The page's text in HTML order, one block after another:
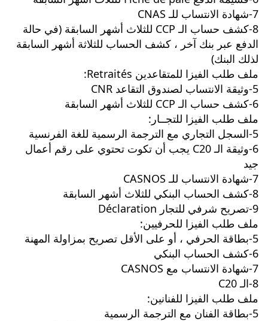
7-شهادة الانتساب للـ CNAS
لذلك البنك)
ملف طلب الفيزا للمتقاعدين Retraités:
5-وثيقة الانتساب لصندوق التقاعد CNR
6-كشف حساب الـ CCP للثلاث أشهر السابقة
ملف طلب الفيزا للتجــار:
5-السجل التجاري مع الترجمة الرسمية للغة الفرنسية
جيد
7-شهادة الانتساب للـ CASNOS
8-كشف الحساب البنكي للثلاث أشهر السابقة
9-تصريح شرفي للتجار Déclaration
ملف طلب الفيزا للحرفيين:
5-بطاقة الحرفي ، أو على الأقل تصريح بمزاولة المهنة
6-كشف الحساب البنكي
7-شهادة الانتساب مع CASNOS
8-الـ C20
ملف طلب الفيزا للفنانين:
5-بطاقة الفنان مع الترجمة الرسمية